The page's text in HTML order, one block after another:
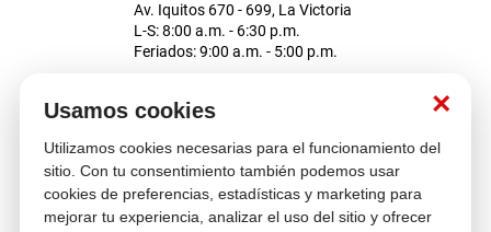
×
Usamos cookies
Utilizamos cookies necesarias para el funcionamiento del
sitio. Con tu consentimiento también podemos usar
cookies de preferencias, estadísticas y marketing para
mejorar tu experiencia, analizar el uso del sitio y ofrecer
Av. Iquitos 670 - 699, La Victoria
L-S: 8:00 a.m. - 6:30 p.m.
Feriados: 9:00 a.m. - 5:00 p.m.
Atención al cliente